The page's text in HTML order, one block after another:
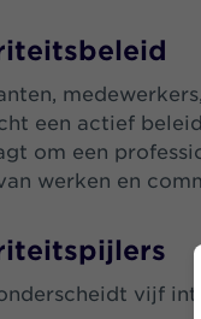
een actief
om een
werken en
vijf